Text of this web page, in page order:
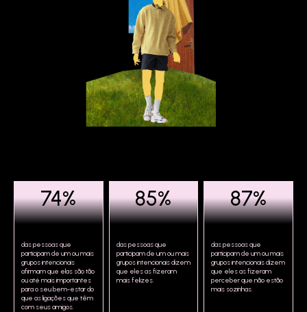
74%
das pessoas que
participam de um ou mais
grupos intencionais
afirmam que elas são tão
ou até mais importantes
para o seu bem-estar do
que as ligações que têm
com seus amigos.
85%
das pessoas que
participam de um ou mais
grupos intencionais dizem
que eles as fizeram
mais felizes.
87%
das pessoas que
participam de um ou mais
grupos intencionais dizem
que eles as fizeram
perceber que não estão
mais sozinhas.